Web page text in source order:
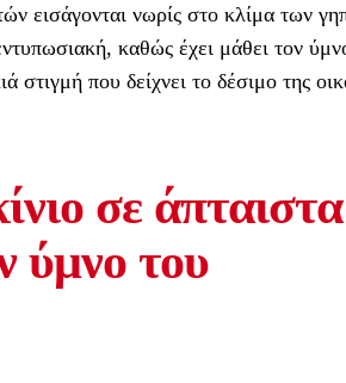
εισάγονται νωρίς στο κλίμα των
καθώς έχει μάθει τον
που δείχνει το δέσιμο της
σε άπταιστα
ύμνο του